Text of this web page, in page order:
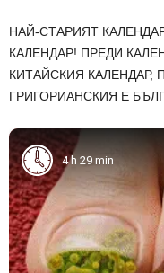
НАЙ-СТАРИЯТ
КАЛЕНДАР! ПРЕДИ
КИТАЙСКИЯ КАЛЕНДАР,
ГРИГОРИАНСКИЯ Е
4 h 29 min